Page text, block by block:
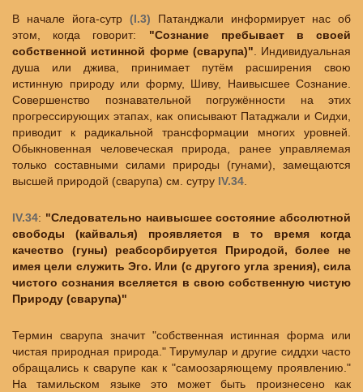
В начале йога-сутр (I.3) Патанджали информирует нас об
этом, когда говорит: "Сознание пребывает в своей
собственной истинной форме (сварупа)". Индивидуальная
душа или джива, принимает путём расширения свою
истинную природу или форму, Шиву, Наивысшее Сознание.
Совершенство познавательной погружённости на этих
прогрессирующих этапах, как описывают Патаджали и Сидхи,
приводит к радикальной трансформации многих уровней.
Обыкновенная человеческая природа, ранее управляемая
только составными силами природы (гунами), замещаются
высшей природой (сварупа) см. сутру IV.34.
IV.34: "Следовательно наивысшее состояние абсолютной
свободы (кайвалья) проявляется в то время когда
качество (гуны) реабсорбируется Природой, более не
имея цели служить Эго. Или (с другого угла зрения), сила
чистого сознания вселяется в свою собственную чистую
Природу (сварупа)"
Термин сварупа значит "собственная истинная форма или
чистая природная природа." Тирумулар и другие сиддхи часто
обращались к сварупе как к "самоозаряющему проявлению."
На тамильском языке это может быть произнесено как